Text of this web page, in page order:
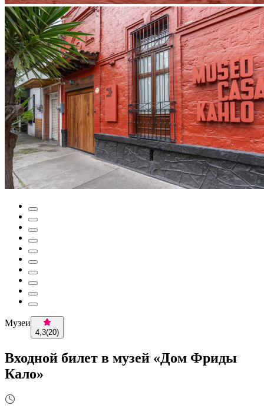
Музеи
4,3(20)
Входной билет в музей «Дом Фриды
Кало»